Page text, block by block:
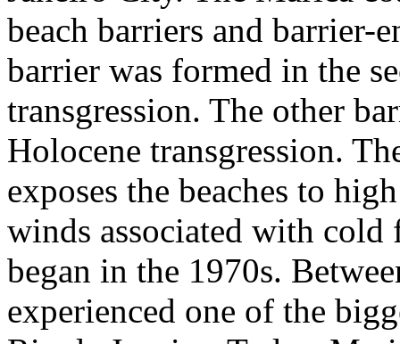
beach barriers and barrier-
barrier was formed in the
transgression. The other
Holocene transgression.
exposes the beaches to
winds associated with
began in the 1970s.
experienced one of the